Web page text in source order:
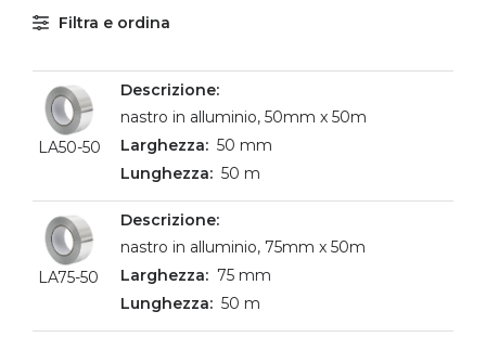
Filtra e ordina
LA50-50
nastro in alluminio, 50mm x 50m
50 mm
50 m
LA75-50
nastro in alluminio, 75mm x 50m
75 mm
50 m